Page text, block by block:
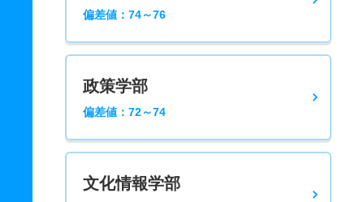
偏差値：74～76
政策学部
偏差値：72～74
文化情報学部